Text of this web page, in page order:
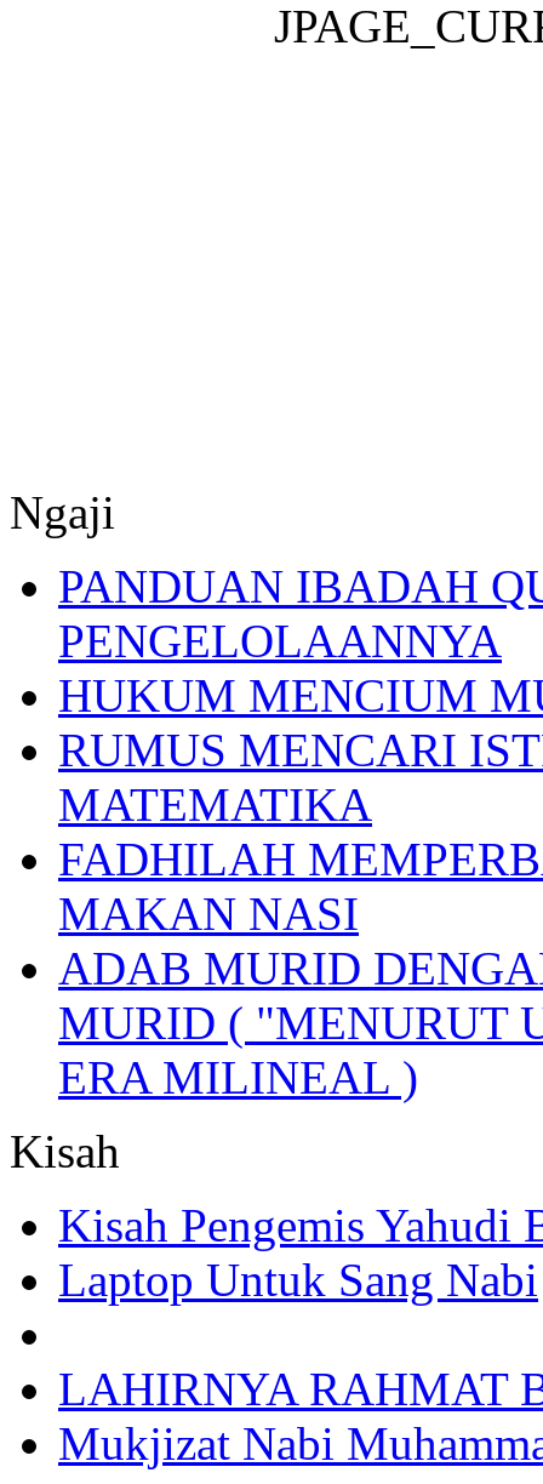
Ngaji
PANDUAN IBADAH
PENGELOLAANNYA
HUKUM MENCIUM
RUMUS MENCARI
MATEMATIKA
FADHILAH
MAKAN NASI
ADAB MURID
MURID ( "MENURUT
ERA MILINEAL )
Kisah
Kisah Pengemis Yahudi
Laptop Untuk Sang Nabi
LAHIRNYA RAHMAT
Mukjizat Nabi